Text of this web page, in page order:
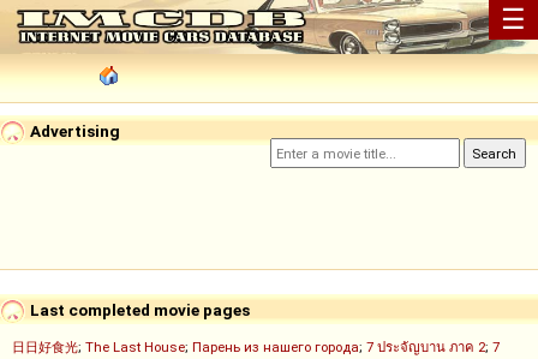
☰
Advertising
Last completed movie pages
日日好食光; The Last House; Парень из нашего города; 7 ประจัญบาน ภาค 2; 7